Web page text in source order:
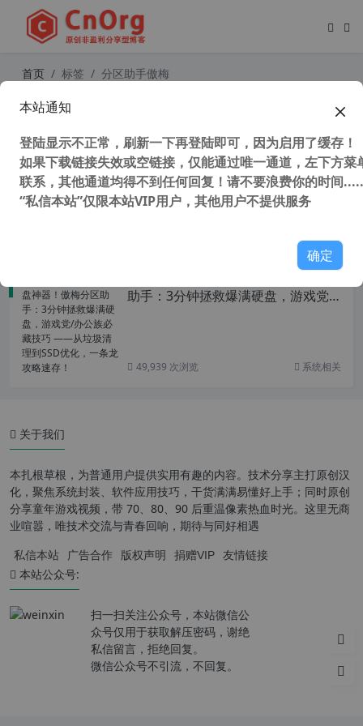
首页 标签 分区助手傲梅
独家汉化 傲梅分区助手技术员版 v10.
要功能，此版包括国内版企业、专业
及技术员版功能）
助手：3分钟拯救爆满硬盘，游戏党/
49,939 次浏览 系统相关
关于我们
本扎根草根，为普通用户提供实用有趣的内容。技术分享主打原创汉
化，聚焦系统封装、软件应用技巧，干货满满易懂好上手；同时原创
分享童年游戏视频，带 70、80、90 后重温像素热血时光。这里无商
业喧嚣，唯技术交流与青春回响，期待与同好相遇
私信本站 广告合作 版权声明 捐赠VIP 友情链接
本站公众号:
扫一扫关注公众号，本站微信公
众号仅用于获取解压密码，谢绝
私信留言，拒绝回复。
微信公众号不引流，不回复。
本站通知
登陆显示不正常，刷新一下再登陆即可，因为启用了缓存！
如果下载链接失效或空链接，仅能通过唯一通道，左下方菜
联系，其他通道均得不到任何回复！请不要浪费你的时间
“私信本站”仅限本站VIP用户，其他用户不提供服务
确定